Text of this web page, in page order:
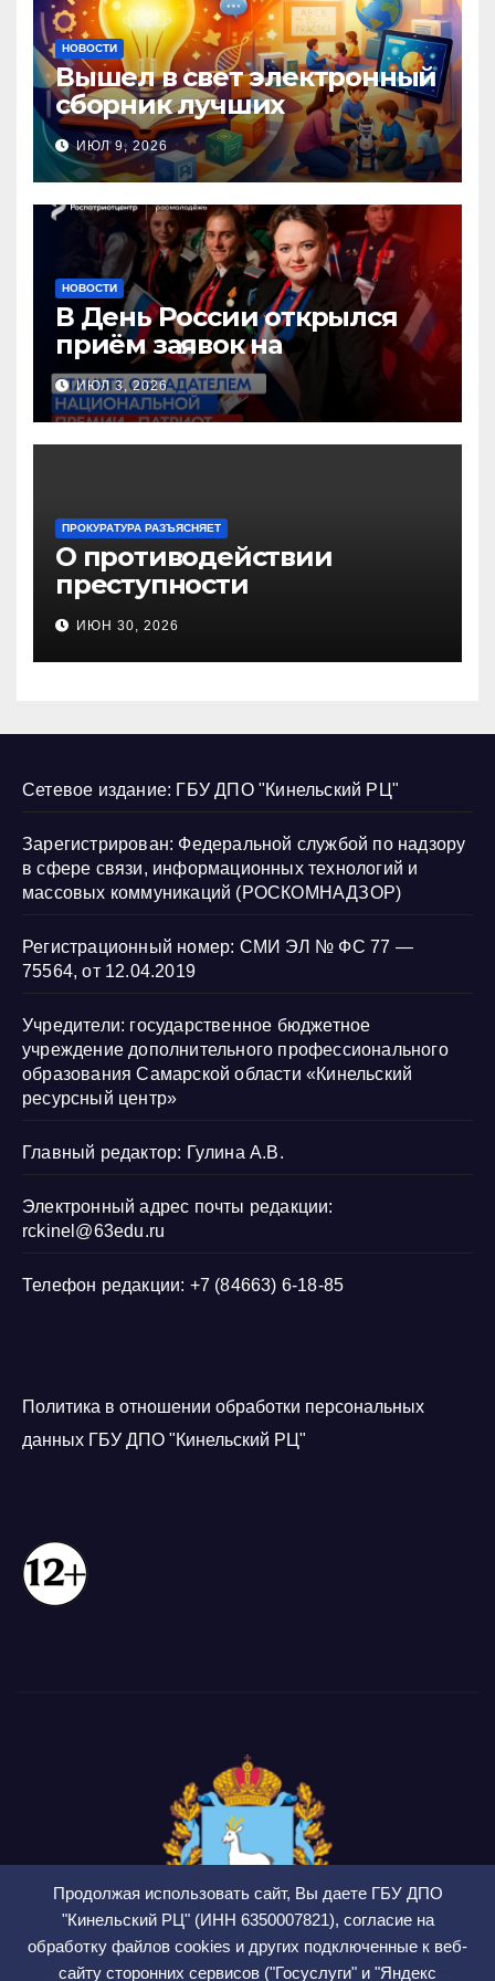
Продолжая использовать сайт, Вы даете ГБУ ДПО
"Кинельский РЦ" (ИНН 6350007821), согласие на
обработку файлов cookies и других подключенные к веб-
сайту сторонних сервисов ("Госуслуги" и "Яндекс
НОВОСТИ
Вышел в свет электронный
сборник лучших
инновационных практик
педагогов дошкольного
образования!
ИЮЛ 9, 2026
НОВОСТИ
В День России открылся
приём заявок на
Национальную премию
«Патриот»
ИЮЛ 3, 2026
ПРОКУРАТУРА РАЗЪЯСНЯЕТ
О противодействии
преступности
несовершеннолетних и
нарушению их прав
ИЮН 30, 2026
Сетевое издание: ГБУ ДПО "Кинельский РЦ"
Зарегистрирован: Федеральной службой по надзору
в сфере связи, информационных технологий и
массовых коммуникаций (РОСКОМНАДЗОР)
Регистрационный номер: СМИ ЭЛ № ФС 77 —
75564, от 12.04.2019
Учредители: государственное бюджетное
учреждение дополнительного профессионального
образования Самарской области «Кинельский
ресурсный центр»
Главный редактор: Гулина А.В.
Электронный адрес почты редакции:
rckinel@63edu.ru
Телефон редакции: +7 (84663) 6-18-85
Политика в отношении обработки персональных
данных ГБУ ДПО "Кинельский РЦ"